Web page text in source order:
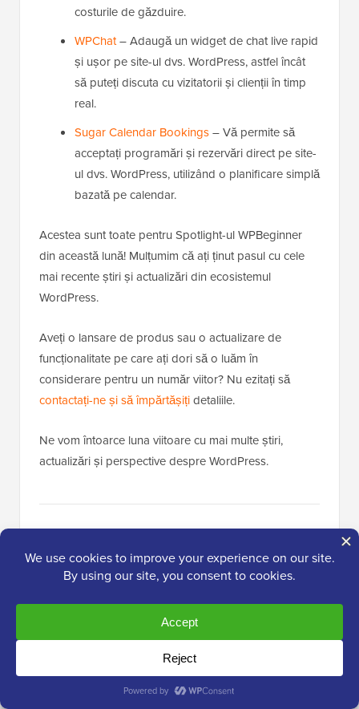
costurile de găzduire.
WPChat– Adaugă un widget de chat live rapid
și ușor pe site-ul dvs. WordPress, astfel încât
să puteți discuta cu vizitatorii și clienții în timp
real.
Sugar Calendar Bookings– Vă permite să
acceptați programări și rezervări direct pe site-
ul dvs. WordPress, utilizând o planificare simplă
bazată pe calendar.
Acestea sunt toate pentru Spotlight-ul WPBeginner
din această lună! Mulțumim că ați ținut pasul cu cele
mai recente știri și actualizări din ecosistemul
WordPress.
Aveți o lansare de produs sau o actualizare de
funcționalitate pe care ați dori să o luăm în
considerare pentru un număr viitor? Nu ezitați să
contactați-ne și să împărtășițidetaliile.
Ne vom întoarce luna viitoare cu mai multe știri,
actualizări și perspective despre WordPress.
Popular pe WPBeginner
Dezvăluit: De ce construirea unei
liste de e-mailuri este atât de